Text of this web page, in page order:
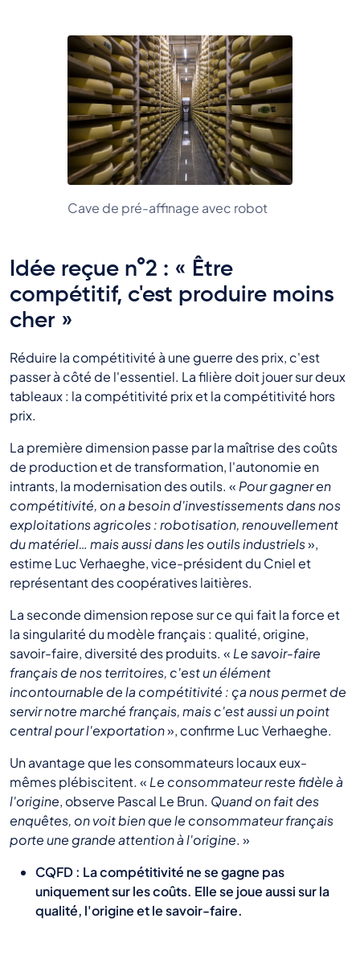
Cave de pré-affinage avec robot
Idée reçue n°2 : « Être
compétitif, c'est produire moins
cher »
Réduire la compétitivité à une guerre des prix, c'est
passer à côté de l'essentiel. La filière doit jouer sur deux
tableaux : la compétitivité prix et la compétitivité hors
prix.
La première dimension passe par la maîtrise des coûts
de production et de transformation, l'autonomie en
intrants, la modernisation des outils. «Pour gagner en
compétitivité, on a besoin d'investissements dans nos
exploitations agricoles : robotisation, renouvellement
du matériel… mais aussi dans les outils industriels»,
estime Luc Verhaeghe, vice-président du Cniel et
représentant des coopératives laitières.
La seconde dimension repose sur ce qui fait la force et
la singularité du modèle français : qualité, origine,
savoir-faire, diversité des produits. «Le savoir-faire
français de nos territoires, c'est un élément
incontournable de la compétitivité : ça nous permet de
servir notre marché français, mais c'est aussi un point
central pour l'exportation», confirme Luc Verhaeghe.
Un avantage que les consommateurs locaux eux-
mêmes plébiscitent. «Le consommateur reste fidèle à
l'origine, observe Pascal Le Brun. Quand on fait des
enquêtes, on voit bien que le consommateur français
porte une grande attention à l'origine. »
CQFD : La compétitivité ne se gagne pas
uniquement sur les coûts. Elle se joue aussi sur la
qualité, l'origine et le savoir-faire.